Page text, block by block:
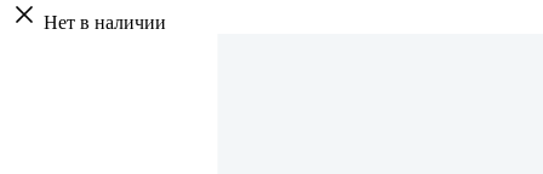
Нет в наличии